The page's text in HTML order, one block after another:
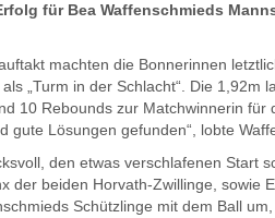
für Bea Waffenschmieds
machten die Bonnerinnen
„Turm in der Schlacht“. Die 1,92m
10 Rebounds zur Matchwinnerin für
Lösungen gefunden“, lobte
den etwas verschlafenen Start
der beiden Horvath-Zwillinge, sowie
Schützlinge mit dem Ball